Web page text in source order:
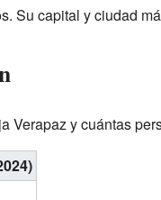
Su capital y ciudad
Verapaz y cuántas